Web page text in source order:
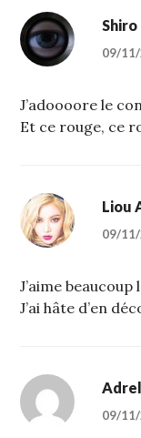
Shiro
09/
J’adoooore le
Et ce rouge, ce
Liou
09/
J’aime
J’ai hâte d’en
09/